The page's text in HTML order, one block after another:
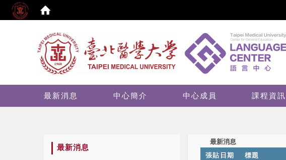
最新消息 中心簡介 中心成員 課程資訊
最新消息
最新消息
張貼日期
標題